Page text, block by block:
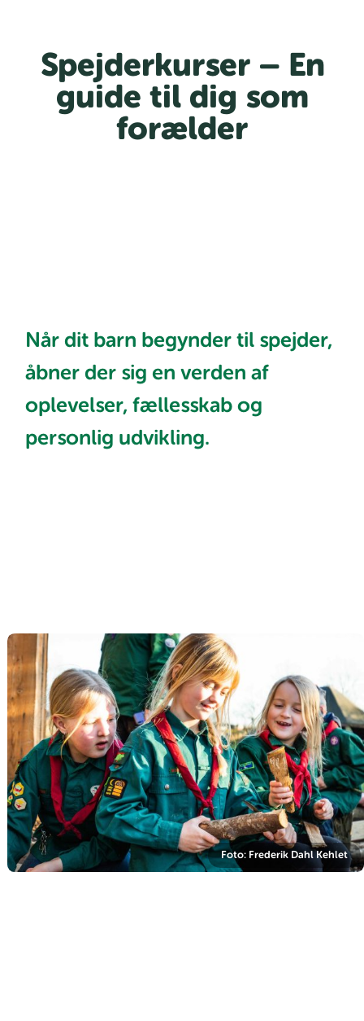
Spejderkurser – En
guide til dig som
forælder
Når dit barn begynder til spejder,
åbner der sig en verden af
oplevelser, fællesskab og
personlig udvikling.
Foto: Frederik Dahl Kehlet